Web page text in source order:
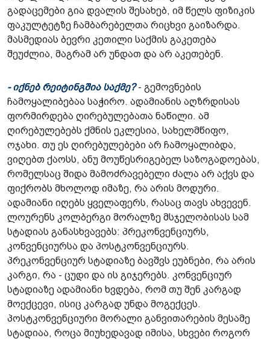
გადაცემები გია დვალის შესახებ, იმ წელს ფიზიკის
ფაკულტეტზე ჩამბარებელთა რიცხვი გაიზარდა.
მასმედიას ბევრი კეთილი საქმის გაკეთება
შეუძლია, მაგრამ არ უნდათ და არ აკეთებენ.
- იქნებ რეიტინგშია საქმე?- გემოვნების
ჩამოყალიბებაა საჭირო. ადამიანის აღზრდისას
ფორმირდება ღირებულებათა ნაწილი. ამ
ღირებულებებს ქმნის ეკლესია, სახელმწიფო,
ოჯახი. თუ ეს ღირებულებები არ ჩამოყალიბდა,
ვიღებთ ქაოსს, ანუ მოუწესრიგებელ საზოგადოებას,
რომელსაც შიდა მამოძრავებელი ძალა არ აქვს და
ფიქრობს მხოლოდ იმაზე, რა არის მოდური.
ადამიანი იღებს ყველაფერს, რასაც თავს ახვევენ.
ლოურენს კოლბერგი მორალზე მსჯელობისას სამ
სტადიას განასხვავებს: პრეკონვენციურს,
კონვენციურსა და პოსტკონვენციურს.
პრეკონვენციურ სტადიაზე ბავშვს ეუბნები, რა არის
კარგი, რა - ცუდი და ის გიჯერებს. კონვენციურ
სტადიაზე ადამიანი ხვდება, რომ თუ შენ კარგად
მოექცევი, ისიც კარგად უნდა მოგექცეს.
პოსტკონვენციური მორალი განვითარების მესამე
სტადიაა, როცა მიუხედავად იმისა, სხვები როგორ